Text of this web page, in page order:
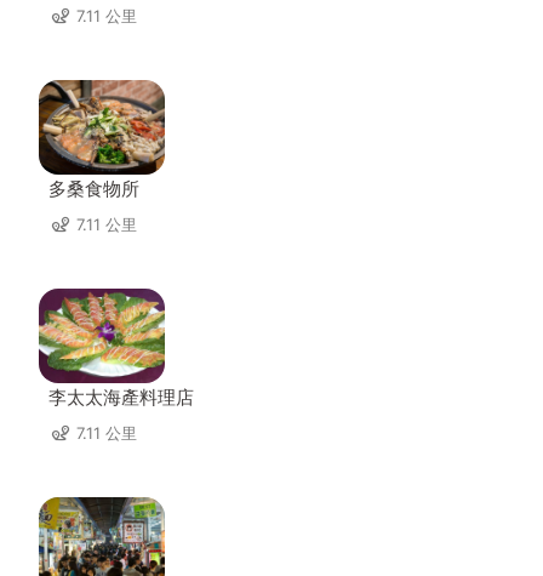
7.11 公里
多桑食物所
7.11 公里
李太太海產料理店
7.11 公里